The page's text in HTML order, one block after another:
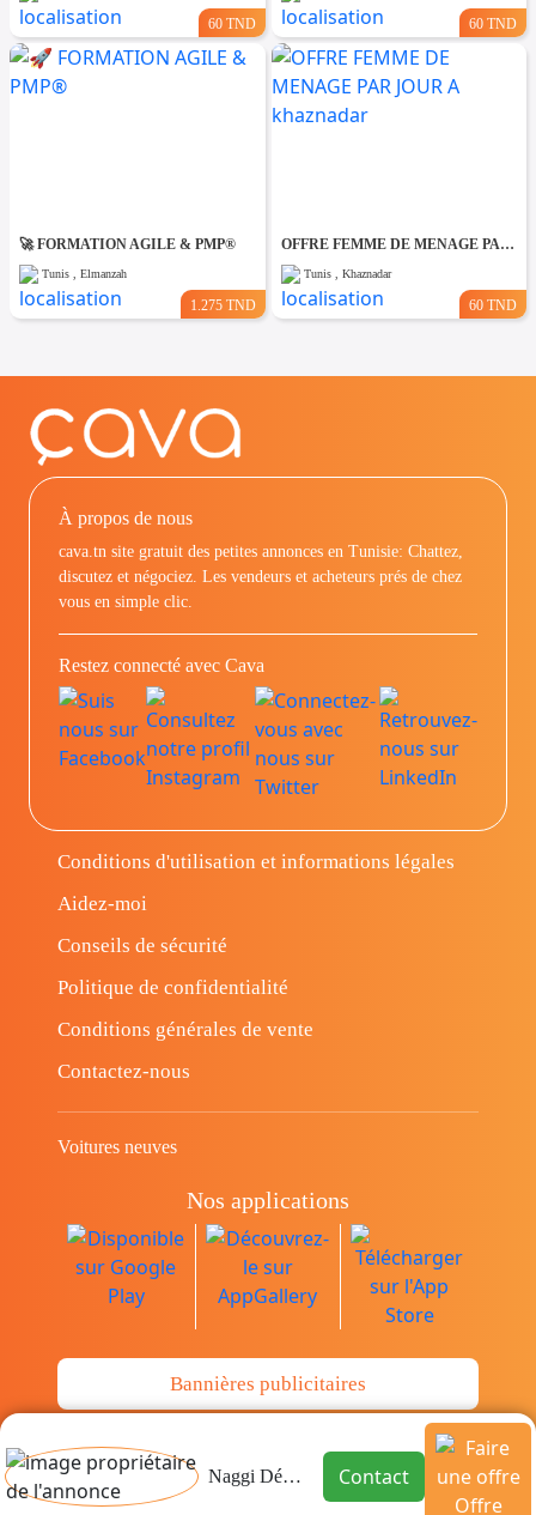
60 TND 60 TND
🚀 FORMATION AGILE & PMP®
Tunis , Elmanzah
1.275 TND
OFFRE FEMME DE MENAGE PAR JOUR A khaznadar
Tunis , Khaznadar
60 TND
Naggi Déménagement
Contact
Offre
À propos de nous
cava.tn site gratuit des petites annonces en Tunisie: Chattez,
discutez et négociez. Les vendeurs et acheteurs prés de chez
vous en simple clic.
Restez connecté avec Cava
Conditions d'utilisation et informations légales
Aidez-moi
Conseils de sécurité
Politique de confidentialité
Conditions générales de vente
Contactez-nous
Voitures neuves
Nos applications
Bannières publicitaires
© Copyright 2014-2026 Cava.tn Limited Tous
les droits sont réservés.